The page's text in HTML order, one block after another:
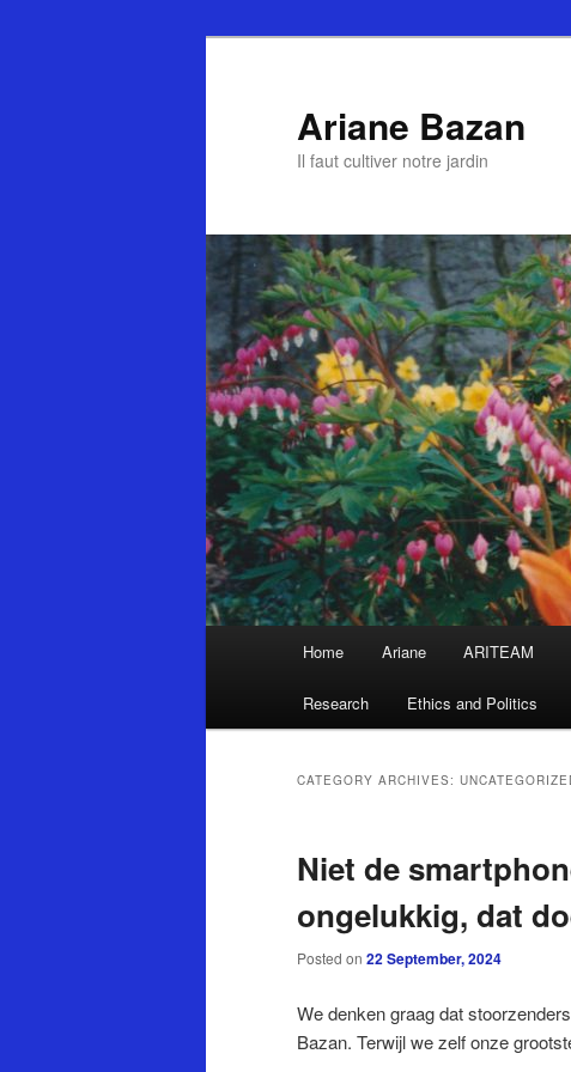
Ariane Bazan
Il faut cultiver notre jardin
Skip
to
primary
Skip
to
secondary
Home Ariane ARITEAM
Research Ethics and Politics
CATEGORY ARCHIVES:
Niet de
ongelukkig, dat
Posted on 22 September, 2024
We denken graag dat
Bazan. Terwijl we zelf onze